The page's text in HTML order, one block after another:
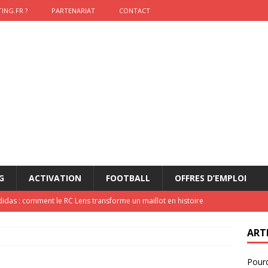
? PARTENARIAT CONTACT
ACTIVATION FOOTBALL OFFRES D’EMPLOI
: comment le RC Lens transforme un maillot en histoire